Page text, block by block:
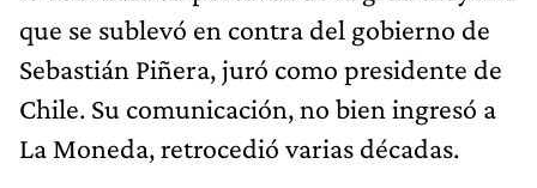
que se sublevó en contra del gobierno de
Sebastián Piñera, juró como presidente de
Chile. Su comunicación, no bien ingresó a
La Moneda, retrocedió varias décadas.